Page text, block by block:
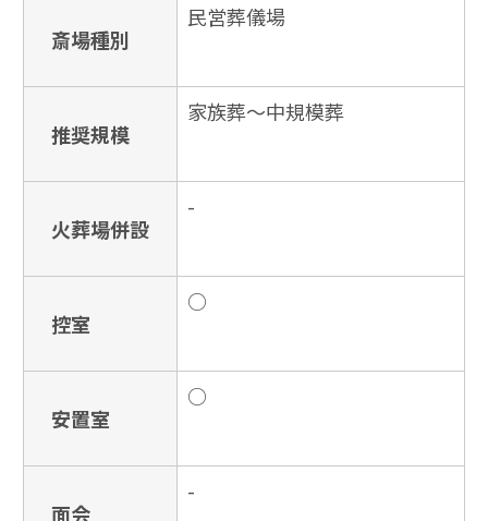
斎場種別
民営葬儀場
推奨規模
家族葬〜中規模葬
火葬場併設
-
控室
○
安置室
○
面会
-